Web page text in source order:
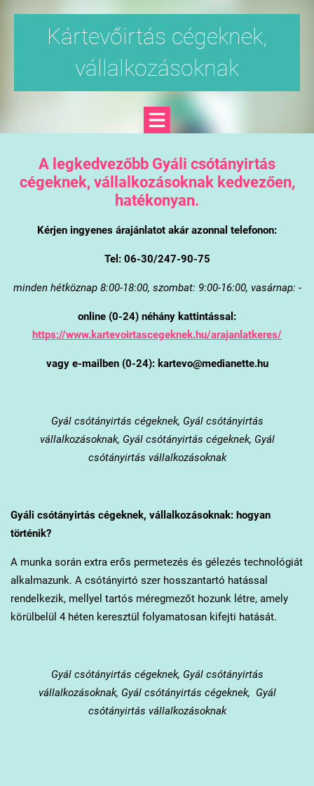
Kártevőirtás cégeknek,
vállalkozásoknak
A legkedvezőbb Gyáli csótányirtás
cégeknek, vállalkozásoknak kedvezően,
hatékonyan.
Kérjen ingyenes árajánlatot akár azonnal telefonon:
Tel: 06-30/247-90-75
minden hétköznap 8:00-18:00, szombat: 9:00-16:00, vasárnap: -
online (0-24) néhány kattintással:
https://www.kartevoirtascegeknek.hu/arajanlatkeres/
vagy e-mailben (0-24): kartevo@medianette.hu
Gyálcsótányirtás cégeknek, Gyál csótányirtás
vállalkozásoknak, Gyál csótányirtás cégeknek, Gyál
csótányirtás vállalkozásoknak
Gyál i csótányirtás cégeknek, vállalkozásoknak: hogyan
történik?
A munka során extra erős permetezés és gélezés technológiát
alkalmazunk. A csótányirtó szer hosszantartó hatással
rendelkezik, mellyel tartós méregmezőt hozunk létre, amely
körülbelül 4 héten keresztül folyamatosan kifejti hatását.
Gyálcsótányirtás cégeknek, Gyál csótányirtás
vállalkozásoknak, Gyál csótányirtás cégeknek, Gyál
csótányirtás vállalkozásoknak